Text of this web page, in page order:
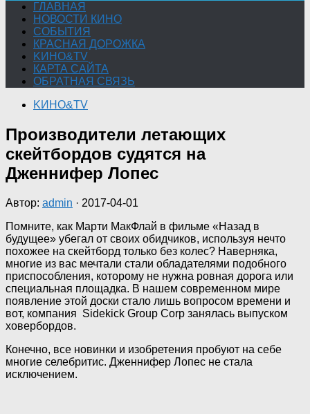
ГЛАВНАЯ
НОВОСТИ КИНО
СОБЫТИЯ
КРАСНАЯ ДОРОЖКА
KИНО&TV
КАРТА САЙТА
ОБРАТНАЯ СВЯЗЬ
KИНО&TV
Производители летающих
скейтбордов судятся на
Дженнифер Лопес
Автор: admin · 2017-04-01
Помните, как Марти МакФлай в фильме «Назад в
будущее» убегал от своих обидчиков, используя нечто
похожее на скейтборд только без колес? Наверняка,
многие из вас мечтали стали обладателями подобного
приспособления, которому не нужна ровная дорога или
специальная площадка. В нашем современном мире
появление этой доски стало лишь вопросом времени и
вот, компания Sidekick Group Corp занялась выпуском
ховербордов.
Конечно, все новинки и изобретения пробуют на себе
многие селебритис. Дженнифер Лопес не стала
исключением.